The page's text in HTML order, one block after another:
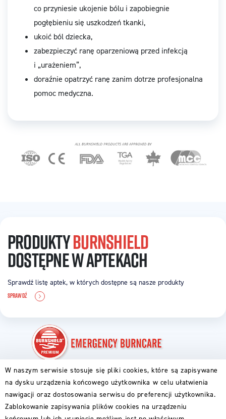
co przyniesie ukojenie bólu i zapobiegnie
pogłębieniu się uszkodzeń tkanki,
ukoić ból dziecka,
zabezpieczyć ranę oparzeniową przed infekcją
i „urażeniem”,
doraźnie opatrzyć ranę zanim dotrze profesjonalna
pomoc medyczna.
PRODUKTYBURNSHIELD
DOSTĘPNE W APTEKACH
Sprawdź listę aptek, w których dostępne są nasze produkty
SPRAWDŹ
PIERWSZA POMOC
ABC OPARZENIA
DLA RODZICÓW
DLA GOTUJĄCYCH
W naszym serwisie stosuje się pliki cookies, które są zapisywane
na dysku urządzenia końcowego użytkownika w celu ułatwienia
nawigacji oraz dostosowania serwisu do preferencji użytkownika.
Zablokowanie zapisywania plików cookies na urządzeniu